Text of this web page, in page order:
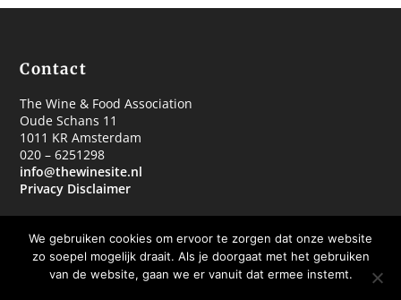
Contact
The Wine & Food Association
Oude Schans 11
1011 KR Amsterdam
020 – 6251298
info@thewinesite.nl
Privacy Disclaimer
We gebruiken cookies om ervoor te zorgen dat onze website
zo soepel mogelijk draait. Als je doorgaat met het gebruiken
van de website, gaan we er vanuit dat ermee instemt.